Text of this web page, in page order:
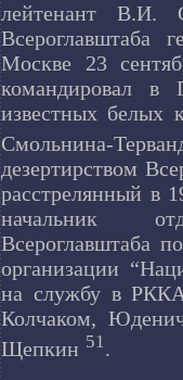
лейтенант В.И.
Всероглавштаба
Москве 23
командировал в
известных
Смольнина-
дезертирством
расстрелянный в
начальник
Всероглавштаба
организации
на службу в
Колчаком,
Щепкин 51.